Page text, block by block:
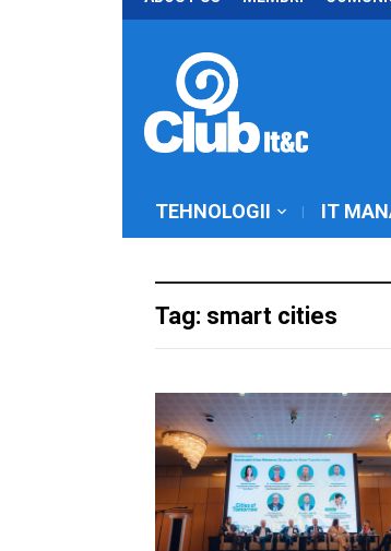
TEHNOLOGII IT
Tag: smart cities